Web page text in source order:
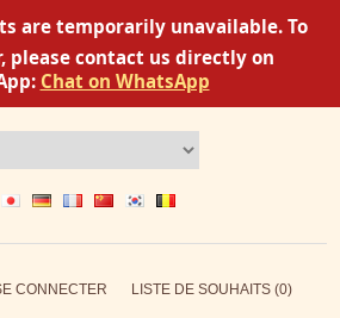
are temporarily unavailable. To
please contact us directly on
Chat on WhatsApp
CONNECTER LISTE DE SOUHAITS (0)